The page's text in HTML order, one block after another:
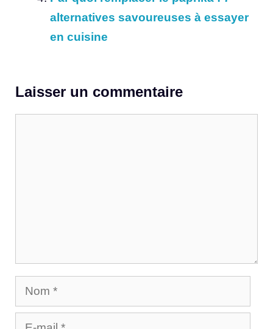
alternatives savoureuses à essayer
en cuisine
Laisser un commentaire
Nom
E-